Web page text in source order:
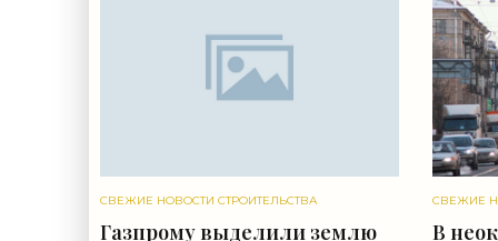
СВЕЖИЕ НОВОСТИ СТРОИТЕЛЬСТВА
Газпрому выделили землю
СВЕЖИЕ
В